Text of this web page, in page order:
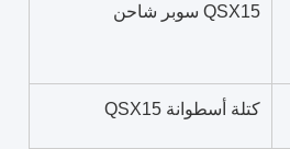
QSX15 سوبر شاحن
كتلة أسطوانة QSX15